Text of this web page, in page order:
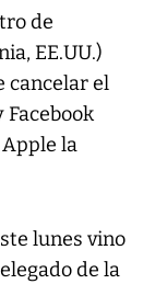
de
EE.UU.)
cancelar el
la
lunes vino
de la